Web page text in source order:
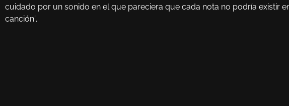
cuidado por un sonido en el que pareciera que cada nota no podría existir
canción”.